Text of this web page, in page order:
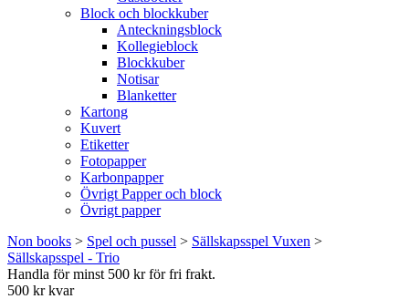
Block och blockkuber
Anteckningsblock
Kollegieblock
Blockkuber
Notisar
Blanketter
Kartong
Kuvert
Etiketter
Fotopapper
Karbonpapper
Övrigt Papper och block
Övrigt papper
Non books > Spel och pussel > Sällskapsspel Vuxen >
Sällskapsspel - Trio
Handla för minst 500 kr för fri frakt.
500 kr kvar